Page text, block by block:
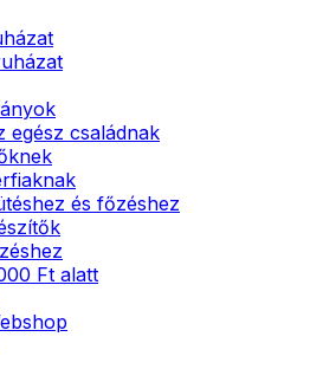
egész családnak
és főzéshez
Ft alatt